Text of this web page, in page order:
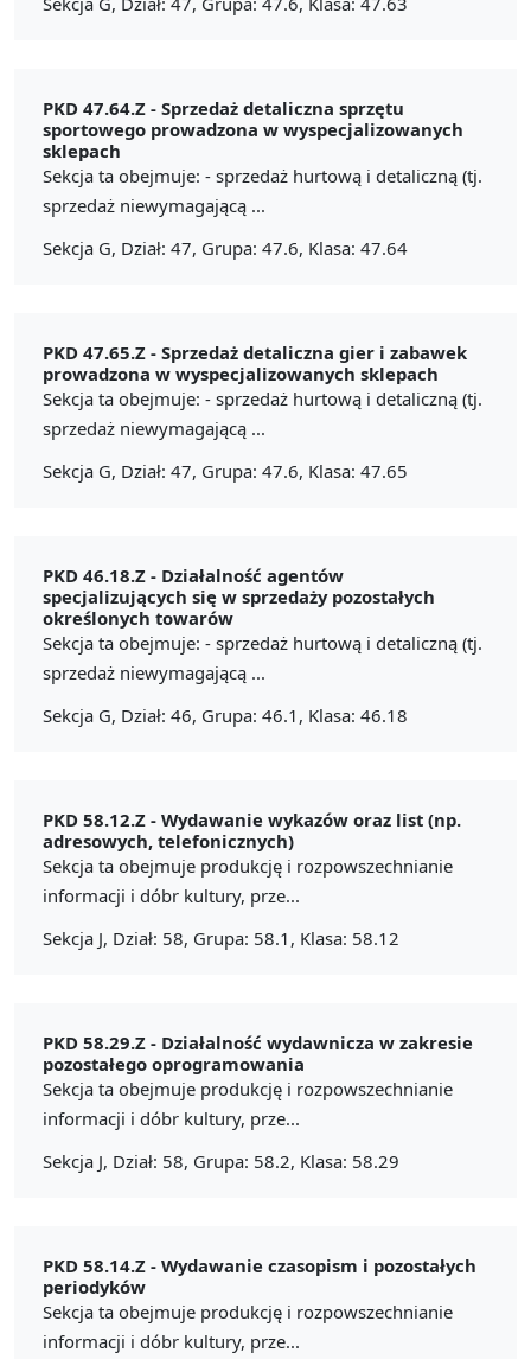
PKD 47.64.Z - Sprzedaż detaliczna sprzętu
sportowego prowadzona w wyspecjalizowanych
sklepach
Sekcja ta obejmuje: - sprzedaż hurtową i detaliczną (tj.
sprzedaż niewymagającą ...
Sekcja G, Dział: 47, Grupa: 47.6, Klasa: 47.64
PKD 47.65.Z - Sprzedaż detaliczna gier i zabawek
prowadzona w wyspecjalizowanych sklepach
Sekcja ta obejmuje: - sprzedaż hurtową i detaliczną (tj.
sprzedaż niewymagającą ...
Sekcja G, Dział: 47, Grupa: 47.6, Klasa: 47.65
PKD 46.18.Z - Działalność agentów
specjalizujących się w sprzedaży pozostałych
określonych towarów
Sekcja ta obejmuje: - sprzedaż hurtową i detaliczną (tj.
sprzedaż niewymagającą ...
Sekcja G, Dział: 46, Grupa: 46.1, Klasa: 46.18
PKD 58.12.Z - Wydawanie wykazów oraz list (np.
adresowych, telefonicznych)
Sekcja ta obejmuje produkcję i rozpowszechnianie
informacji i dóbr kultury, prze...
Sekcja J, Dział: 58, Grupa: 58.1, Klasa: 58.12
PKD 58.29.Z - Działalność wydawnicza w zakresie
pozostałego oprogramowania
Sekcja ta obejmuje produkcję i rozpowszechnianie
informacji i dóbr kultury, prze...
Sekcja J, Dział: 58, Grupa: 58.2, Klasa: 58.29
PKD 58.14.Z - Wydawanie czasopism i pozostałych
periodyków
Sekcja ta obejmuje produkcję i rozpowszechnianie
informacji i dóbr kultury, prze...